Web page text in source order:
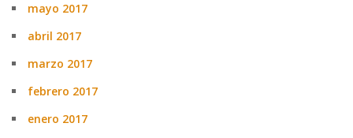
mayo 2017
abril 2017
marzo 2017
febrero 2017
enero 2017